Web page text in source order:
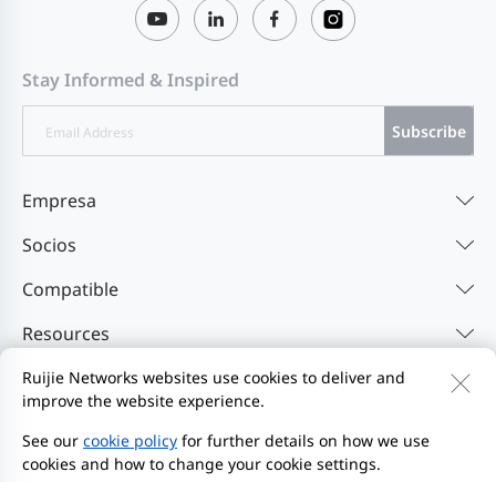
Stay Informed & Inspired
Subscribe
Empresa
Socios
Compatible
Resources
Contáctenos Feedback
Política de privacidad
Acuerdo de usuario del sitio web
Privacy Inquiries
EU Data Act Notice
Iniciar denuncia Mapa del sitio
Ruijie Networks websites use cookies to deliver and
improve the website experience.
See our cookie policy for further details on how we use
cookies and how to change your cookie settings.